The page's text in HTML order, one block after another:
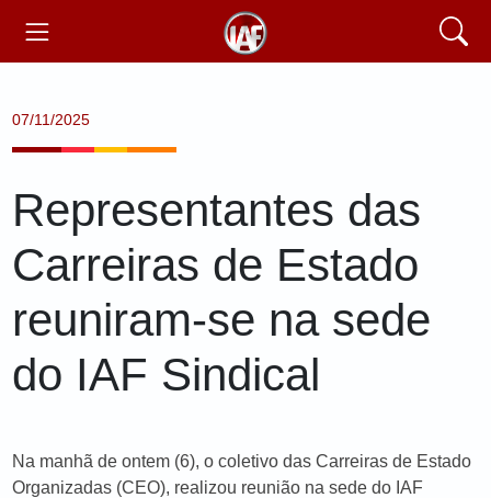
07/11/2025
Representantes das
Carreiras de Estado
reuniram-se na sede
do IAF Sindical
Na manhã de ontem (6), o coletivo das Carreiras de Estado
Organizadas (CEO), realizou reunião na sede do IAF